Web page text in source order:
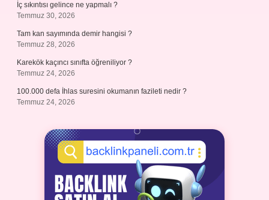
İç sıkıntısı gelince ne yapmalı ?
Temmuz 30, 2026
Tam kan sayımında demir hangisi ?
Temmuz 28, 2026
Karekök kaçıncı sınıfta öğreniliyor ?
Temmuz 24, 2026
100.000 defa İhlas suresini okumanın fazileti nedir ?
Temmuz 24, 2026